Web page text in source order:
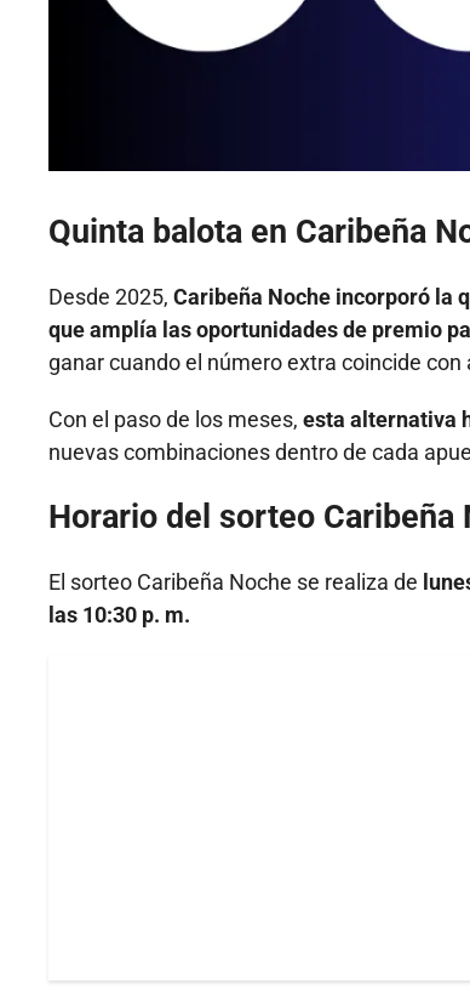
Quinta balota en Caribeña
Desde 2025, Caribeña Noche incorporó la
que amplía las oportunidades de premio
ganar cuando el número extra coincide
Con el paso de los meses, esta alternativa
nuevas combinaciones dentro de cada
Horario del sorteo Caribeña
El sorteo Caribeña Noche se realiza de
las 10:30 p. m.